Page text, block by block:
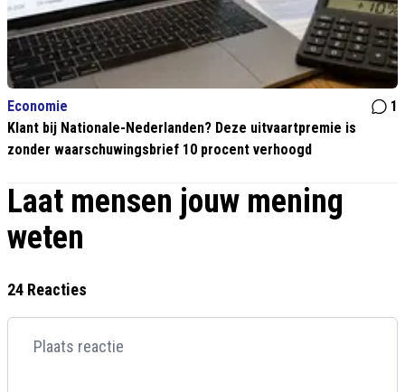
Economie
1
Klant bij Nationale-Nederlanden? Deze uitvaartpremie is
zonder waarschuwingsbrief 10 procent verhoogd
Laat mensen jouw mening
weten
24 Reacties